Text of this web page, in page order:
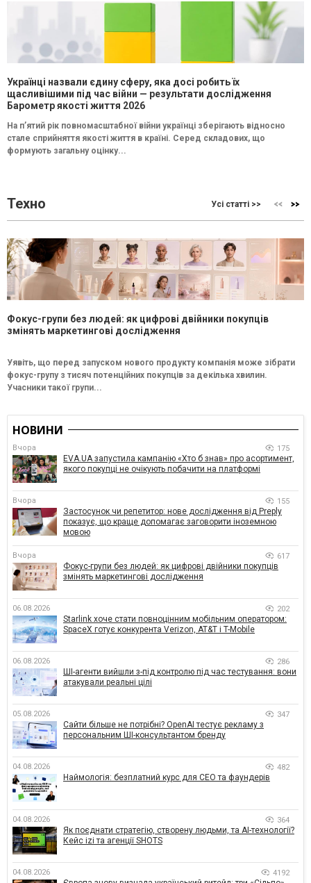
Українці назвали єдину сферу, яка досі робить їх
щасливішими під час війни — результати дослідження
Барометр якості життя 2026
На п’ятий рік повномасштабної війни українці зберігають відносно
стале сприйняття якості життя в країні. Серед складових, що
формують загальну оцінку...
Техно Усі статті >>
Фокус-групи без людей: як цифрові двійники покупців
змінять маркетингові дослідження
Уявіть, що перед запуском нового продукту компанія може зібрати
фокус-групу з тисяч потенційних покупців за декілька хвилин.
Учасники такої групи...
НОВИНИ
Вчора 175
EVA.UA запустила кампанію «Хто б знав» про асортимент,
якого покупці не очікують побачити на платформі
Вчора 155
Застосунок чи репетитор: нове дослідження від Preply
показує, що краще допомагає заговорити іноземною
мовою
Вчора 617
Фокус-групи без людей: як цифрові двійники покупців
змінять маркетингові дослідження
06.08.2026 202
Starlink хоче стати повноцінним мобільним оператором:
SpaceX готує конкурента Verizon, AT&T і T-Mobile
06.08.2026 286
ШІ-агенти вийшли з-під контролю під час тестування: вони
атакували реальні цілі
05.08.2026 347
Сайти більше не потрібні? OpenAI тестує рекламу з
персональним ШІ-консультантом бренду
04.08.2026 482
Наймологія: безплатний курс для CEO та фаундерів
04.08.2026 364
Як поєднати стратегію, створену людьми, та AI-технології?
Кейс izi та агенції SHOTS
04.08.2026 4192